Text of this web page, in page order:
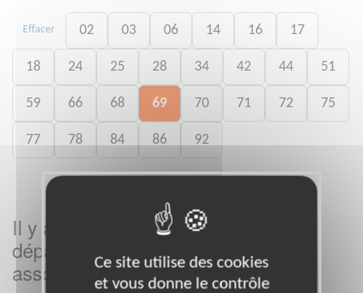
Effacer 02 03 06 14 16 17
18 24 25 28 34 42 44 51
59 66 68 69 70 71 72 75
77 78 84 86 92
Il y a
missions bénévoles dans le
départementRhône
dans cette
associationCe site utilise des cookies
et vous donne le contrôle